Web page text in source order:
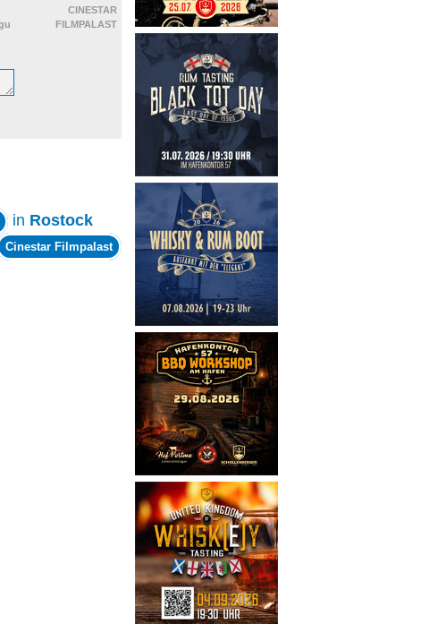
CINESTAR
FILMPALAST
in Rostock
Cinestar Filmpalast